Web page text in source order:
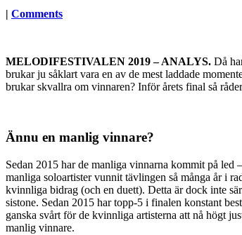
| Comments
MELODIFESTIVALEN 2019 – ANALYS. Då
brukar ju såklart vara en av de mest laddade
brukar skvallra om vinnaren? Inför årets final så
Ännu en manlig vinnare?
Sedan 2015 har de manliga vinnarna kommit på
manliga soloartister vunnit tävlingen så många år i
kvinnliga bidrag (och en duett). Detta är dock inte
sistone. Sedan 2015 har topp-5 i finalen konstant
ganska svårt för de kvinnliga artisterna att nå högt
manlig vinnare.